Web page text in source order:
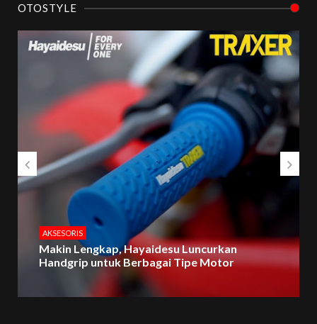
OTOSTYLE
AKSESORIS
Makin Lengkap, Hayaidesu Luncurkan
Handgrip untuk Berbagai Tipe Motor